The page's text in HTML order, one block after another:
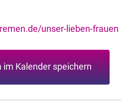
unser-lieben-frauen
im Kalender speichern